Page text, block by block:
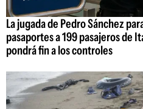
La jugada de Pedro Sánchez
pasaportes a 199 pasajeros de
pondrá fin a los controles